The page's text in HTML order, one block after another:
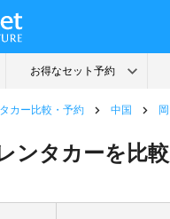
カー比較・予約 中国
ンタカーを比